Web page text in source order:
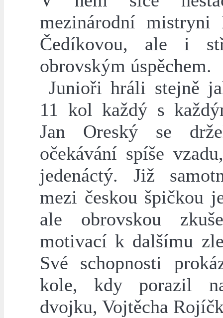
mezinárodní mistryni
Čedíkovou, ale i
obrovským úspěchem.
Junioři hráli stejně
11 kol každý s
Jan Oreský se
očekávání spíše
jedenáctý. Již
mezi českou špičkou
ale obrovskou
motivací k dalšímu
Své schopnosti
kole, kdy porazil
dvojku, Vojtěcha